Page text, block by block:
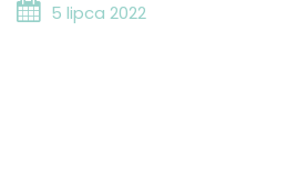
5 lipca 2022